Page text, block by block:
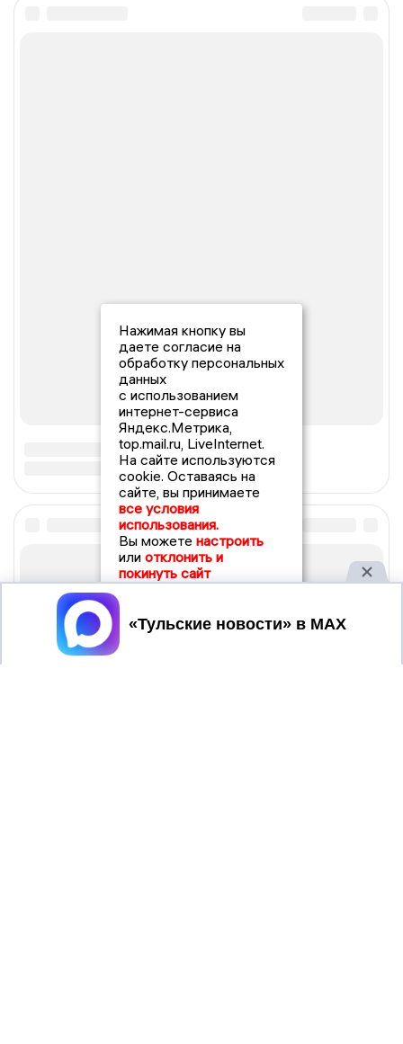
Нажимая кнопку вы
даете согласие на
обработку персональных
данных
с использованием
интернет-сервиса
Яндекс.Метрика,
top.mail.ru, LiveInternet.
На сайте используются
cookie. Оставаясь на
сайте, вы принимаете
все условия
использования.
Вы можете настроить
или отклонить и
покинуть сайт
Принять